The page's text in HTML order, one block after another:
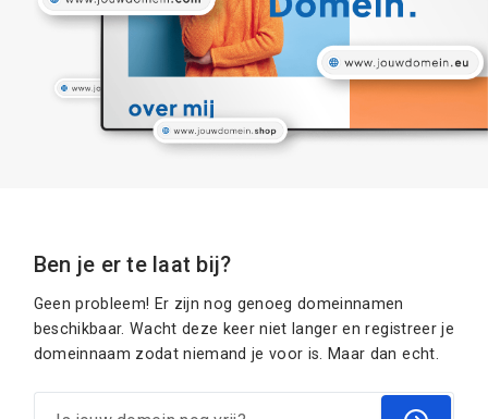
Ben je er te laat bij?
Geen probleem! Er zijn nog genoeg domeinnamen
beschikbaar. Wacht deze keer niet langer en registreer je
domeinnaam zodat niemand je voor is. Maar dan echt.